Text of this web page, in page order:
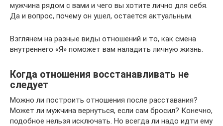
мужчина рядом с вами и чего вы хотите лично для себя.
Да и вопрос, почему он ушел, остается актуальным.
Взглянем на разные виды отношений и то, как смена
внутреннего «Я» поможет вам наладить личную жизнь.
Когда отношения восстанавливать не
следует
Можно ли построить отношения после расставания?
Может ли мужчина вернуться, если сам бросил? Конечно,
подобное нельзя исключать. Но всегда ли надо идти ему